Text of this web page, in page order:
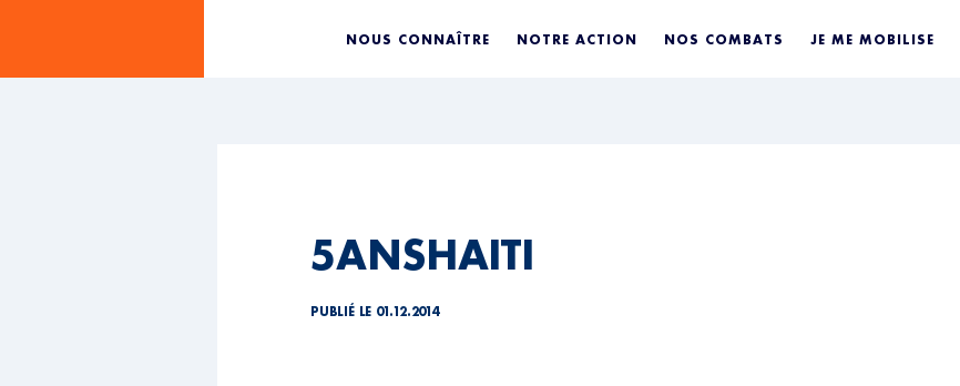
NOUS CONNAÎTRE NOTRE ACTION NOS COMBATS JE ME MOBILISE
5ANSHAITI
PUBLIÉ LE 01.12.2014